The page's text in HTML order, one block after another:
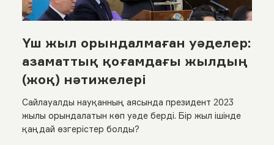
Үш жыл орындалмаған уәделер:
азаматтық қоғамдағы жылдың
(жоқ) нәтижелері
Сайлауалды науқанның аясында президент 2023
жылы орындалатын көп уәде берді. Бір жыл ішінде
қаңдай өзгерістер болды?